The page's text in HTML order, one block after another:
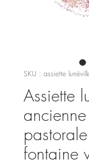
SKU : assiette
Assiette
fontaine